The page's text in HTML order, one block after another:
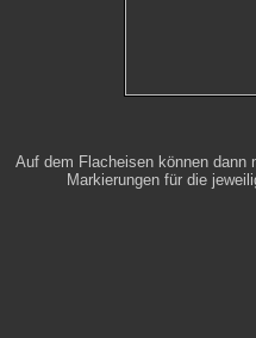
Auf dem Flacheisen können dann
Markierungen für die